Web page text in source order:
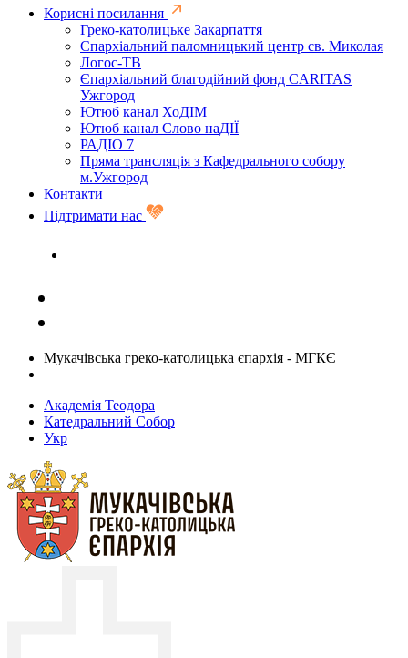
Корисні посилання
Греко-католицьке Закарпаття
Єпархіальний паломницький центр св. Миколая
Логос-ТВ
Єпархіальний благодійний фонд CARITAS
Ужгород
Ютюб канал ХоДІМ
Ютюб канал Слово наДІЇ
РАДІО 7
Пряма трансляція з Кафедрального собору
м.Ужгород
Контакти
Підтримати нас
Мукачівська греко-католицька єпархія - МГКЄ
Академія Теодора
Катедральний Собор
Укр